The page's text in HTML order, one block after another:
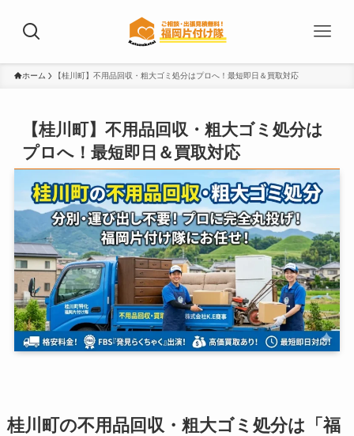
ホーム 【桂川町】不用品回収・粗大ゴミ処分はプロへ！最短即日＆買取対応
【桂川町】不用品回収・粗大ゴミ処分は
プロへ！最短即日＆買取対応
桂川町の不用品回収・粗大ゴミ処分は「福